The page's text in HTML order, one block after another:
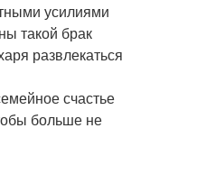
усилиями
такой брак
развлекаться
счастье
больше не